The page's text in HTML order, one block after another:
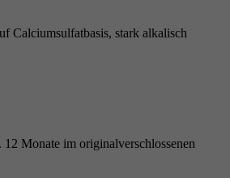
Calciumsulfatbasis, stark alkalisch
12 Monate im originalverschlossenen